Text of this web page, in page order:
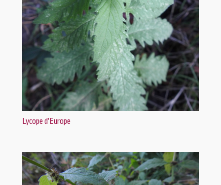
Lycope d’Europe